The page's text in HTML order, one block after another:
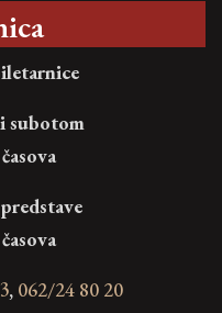
subotom
, 062/24 80 20